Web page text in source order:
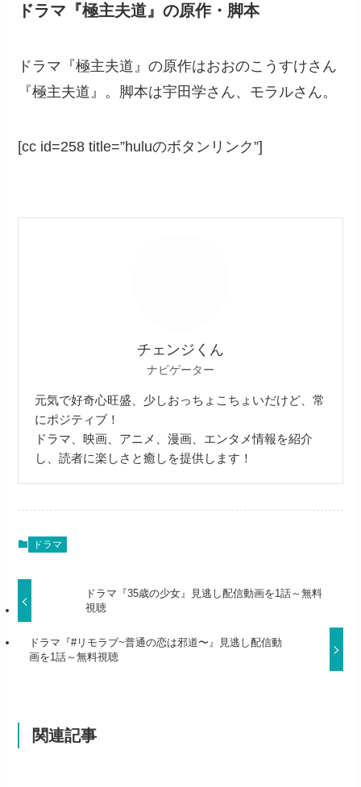
ドラマ『極主夫道』の原作・脚本
ドラマ『極主夫道』の原作はおおのこうすけさん
『極主夫道』。脚本は宇田学さん、モラルさん。
[cc id=258 title=”huluのボタンリンク”]
チェンジくん
ナビゲーター
元気で好奇心旺盛、少しおっちょこちょいだけど、常
にポジティブ！
ドラマ、映画、アニメ、漫画、エンタメ情報を紹介
し、読者に楽しさと癒しを提供します！
ドラマ
ドラマ『35歳の少女』見逃し配信動画を1話～無料
視聴
ドラマ『#リモラブ~普通の恋は邪道〜』見逃し配信動
画を1話～無料視聴
関連記事